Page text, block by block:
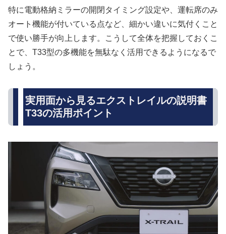
特に電動格納ミラーの開閉タイミング設定や、運転席のみ
オート機能が付いている点など、細かい違いに気付くこと
で使い勝手が向上します。こうして全体を把握しておくこ
とで、T33型の多機能を無駄なく活用できるようになるで
しょう。
実用面から見るエクストレイルの説明書
T33の活用ポイント